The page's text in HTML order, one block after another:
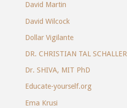
David Martin
David Wilcock
Dollar Vigilante
DR. CHRISTIAN TAL SCHALLER
Dr. SHIVA, MIT PhD
Educate-yourself.org
Ema Krusi